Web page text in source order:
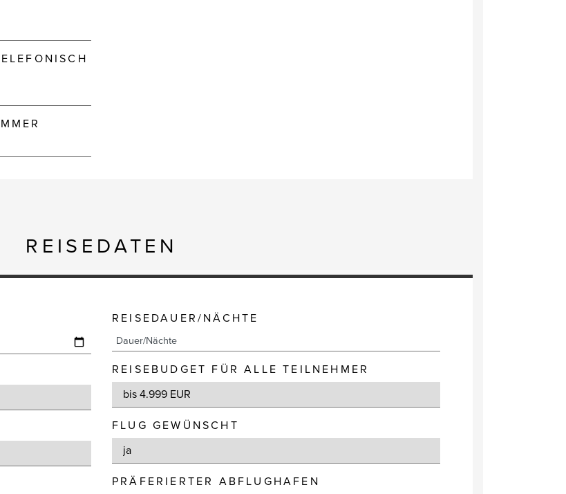
REISEDATEN
REISEDAUER/NÄCHTE
REISEBUDGET FÜR ALLE TEILNEHMER
FLUG GEWÜNSCHT
PRÄFERIERTER ABFLUGHAFEN